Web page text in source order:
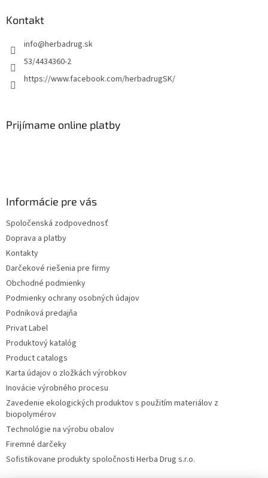
Kontakt
info@herbadrug.sk
53/4434360-2
https://www.facebook.com/herbadrugSK/
Prijímame online platby
Informácie pre vás
Spoločenská zodpovednosť
Doprava a platby
Kontakty
Darčekové riešenia pre firmy
Obchodné podmienky
Podmienky ochrany osobných údajov
Podniková predajňa
Privat Label
Produktový katalóg
Product catalogs
Karta údajov o zložkách výrobkov
Inovácie výrobného procesu
Zavedenie ekologických produktov s použitím materiálov z
biopolymérov
Technológie na výrobu obalov
Firemné darčeky
Sofistikovane produkty spoločnosti Herba Drug s.r.o.